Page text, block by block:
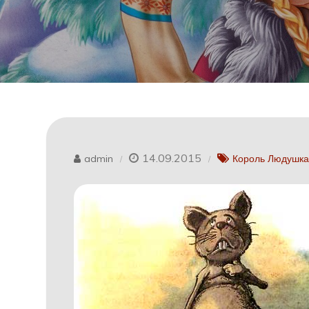
admin 14.09.2015 Король Людушка